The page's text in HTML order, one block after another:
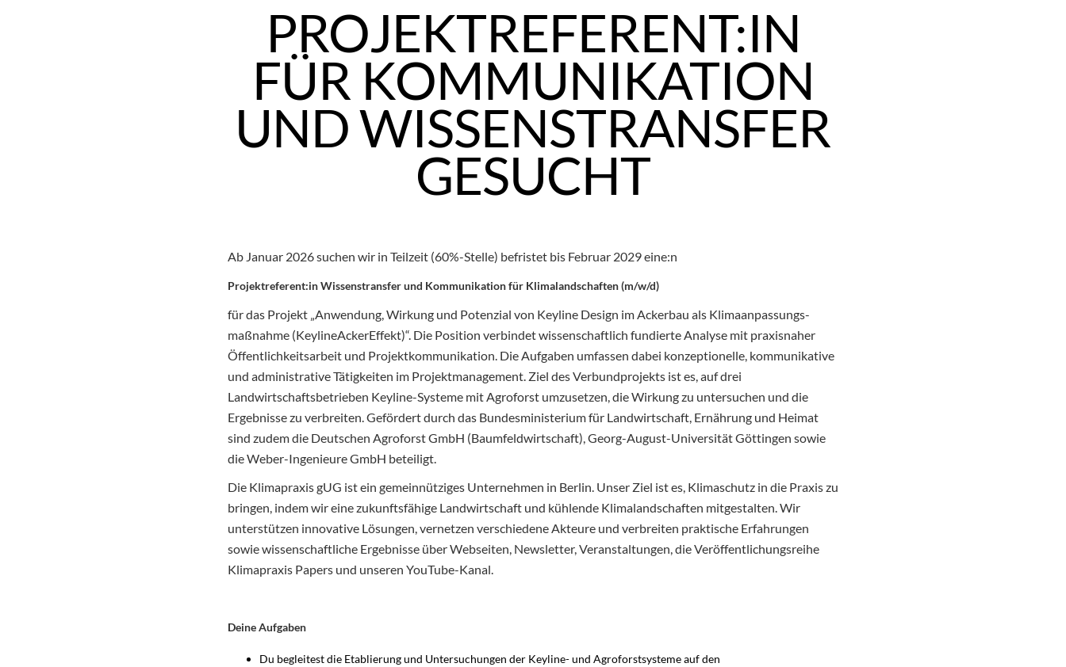
PROJEKTREFERENT:IN
FÜR KOMMUNIKATION
UND WISSENSTRANSFER
GESUCHT
Ab Januar 2026 suchen wir in Teilzeit (60%-Stelle) befristet bis Februar 2029 eine:n
Projektreferent:in Wissenstransfer und Kommunikation für Klimalandschaften (m/w/d)
für das Projekt „Anwendung, Wirkung und Potenzial von Keyline Design im Ackerbau als Klimaanpassungs-
maßnahme (KeylineAckerEffekt)“. Die Position verbindet wissenschaftlich fundierte Analyse mit praxisnaher
Öffentlichkeitsarbeit und Projektkommunikation. Die Aufgaben umfassen dabei konzeptionelle, kommunikative
und administrative Tätigkeiten im Projektmanagement. Ziel des Verbundprojekts ist es, auf drei
Landwirtschaftsbetrieben Keyline-Systeme mit Agroforst umzusetzen, die Wirkung zu untersuchen und die
Ergebnisse zu verbreiten. Gefördert durch das Bundesministerium für Landwirtschaft, Ernährung und Heimat
sind zudem die Deutschen Agroforst GmbH (Baumfeldwirtschaft), Georg-August-Universität Göttingen sowie
die Weber-Ingenieure GmbH beteiligt.
Die Klimapraxis gUG ist ein gemeinnütziges Unternehmen in Berlin. Unser Ziel ist es, Klimaschutz in die Praxis zu
bringen, indem wir eine zukunftsfähige Landwirtschaft und kühlende Klimalandschaften mitgestalten. Wir
unterstützen innovative Lösungen, vernetzen verschiedene Akteure und verbreiten praktische Erfahrungen
sowie wissenschaftliche Ergebnisse über Webseiten, Newsletter, Veranstaltungen, die Veröffentlichungsreihe
Klimapraxis Papers und unseren YouTube-Kanal.
Deine Aufgaben
Du begleitest die Etablierung und Untersuchungen der Keyline- und Agroforstsysteme auf den